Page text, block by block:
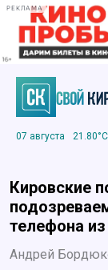
РЕКЛАМА
07 августа 21.80°C
Кировские
телефона
Андрей